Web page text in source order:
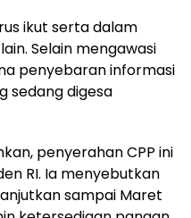
ikut serta dalam
Selain mengawasi
penyebaran informasi
sedang digesa
penyerahan CPP ini
RI. Ia menyebutkan
sampai Maret